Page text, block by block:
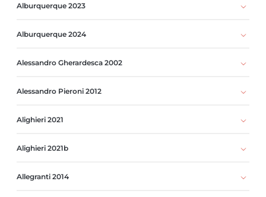
Alburquerque 2023
Alburquerque 2024
Alessandro Gherardesca 2002
Alessandro Pieroni 2012
Alighieri 2021
Alighieri 2021b
Allegranti 2014